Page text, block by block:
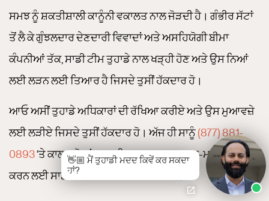
ਸਮਝ ਨੂੰ ਸ਼ਕਤੀਸ਼ਾਲੀ ਕਾਨੂੰਨੀ ਵਕਾਲਤ ਨਾਲ ਜੋੜਦੀ ਹੈ। ਗੰਭੀਰ ਸੱਟਾਂ
ਤੋਂ ਲੈ ਕੇ ਗੁੰਝਲਦਾਰ ਦੇਣਦਾਰੀ ਵਿਵਾਦਾਂ ਅਤੇ ਅਸਹਿਯੋਗੀ ਬੀਮਾ
ਕੰਪਨੀਆਂ ਤੱਕ, ਸਾਡੀ ਟੀਮ ਤੁਹਾਡੇ ਨਾਲ ਖੜ੍ਹੀ ਹੋਣ ਅਤੇ ਉਸ ਨਿਆਂ
ਲਈ ਲੜਨ ਲਈ ਤਿਆਰ ਹੈ ਜਿਸਦੇ ਤੁਸੀਂ ਹੱਕਦਾਰ ਹੋ।
ਆਓ ਅਸੀਂ ਤੁਹਾਡੇ ਅਧਿਕਾਰਾਂ ਦੀ ਰੱਖਿਆ ਕਰੀਏ ਅਤੇ ਉਸ ਮੁਆਵਜ਼ੇ
ਲਈ ਲੜੀਏ ਜਿਸਦੇ ਤੁਸੀਂ ਹੱਕਦਾਰ ਹੋ। ਅੱਜ ਹੀ ਸਾਨੂੰ (877) 881-
0893‘ਤੇ ਕਾਲ ਕਰੋ ਜਾਂ ਆਪਣੀ ਮੁਫ਼ਤ, ਗੁਪਤ ਸਲਾਹ-ਮਸ਼ਵਰੇ ਨੂੰ ਤਹਿ
ਕਰਨ ਲਈ ਸਾਡੇ ਨਾਲ ਔਨਲਾਈਨ ਸੰਪਰਕ ਕਰੋ।
👋🏼 ਮੈਂ ਤੁਹਾਡੀ ਮਦਦ ਕਿਵੇਂ ਕਰ ਸਕਦਾ
ਹਾਂ?